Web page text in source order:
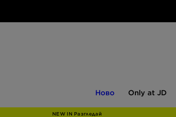
Ново
JD
Only at JD
NEW IN Разгледай